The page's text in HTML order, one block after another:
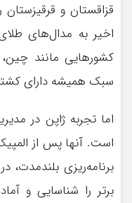
قزاقستان و
اخیر به مدال‌های
کشورهایی مانند
سبک همیشه دارای
اما تجربه ژاپن در
است. آنها پس از
برنامه‌ریزی بلندمدت،